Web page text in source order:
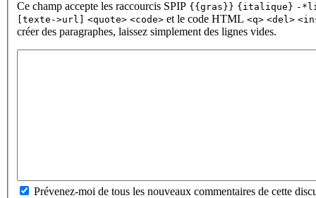
Ce champ accepte les raccourcis SPIP {{gras}} {italique} -
[texte->url]
<quote> <code> et le code HTML <q> <del>
créer des paragraphes, laissez simplement des lignes vides.
Prévenez-moi de tous les nouveaux commentaires de cette